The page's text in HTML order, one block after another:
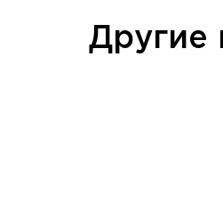
Другие